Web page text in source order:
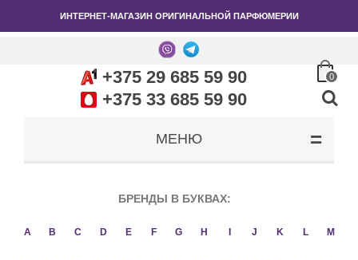
ИНТЕРНЕТ-МАГАЗИН ОРИГИНАЛЬНОЙ ПАРФЮМЕРИИ
+375 29 685 59 90
+375 33 685 59 90
0
МЕНЮ
БРЕНДЫ В БУКВАХ:
A B C D E F G H J K L M